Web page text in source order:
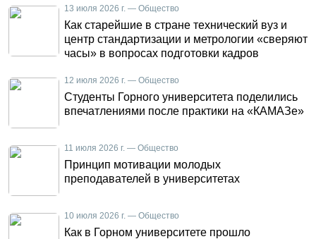
13 июля 2026 г. — Общество
Как старейшие в стране технический вуз и
центр стандартизации и метрологии «сверяют
часы» в вопросах подготовки кадров
12 июля 2026 г. — Общество
Студенты Горного университета поделились
впечатлениями после практики на «КАМАЗе»
11 июля 2026 г. — Общество
Принцип мотивации молодых
преподавателей в университетах
10 июля 2026 г. — Общество
Как в Горном университете прошло